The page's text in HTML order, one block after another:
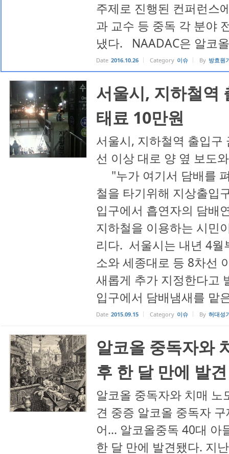
주제로 진행된 컨퍼런스
과 교수 등 중독 각 분야
냈다. NAADAC은 알코
Date 2016.10.26 Category 이슈 By 방효원
서울시, 지하철역
태료 10만원
서울시, 지하철역 출입구
선 이상 대로 양 옆 보도
"누가 여기서 담배를
철을 타기위해 지상출입
입구에서 흡연자의 담배
지하철을 이용하는 시민
리다. 서울시는 내년 4월
소와 세종대로 등 8차선
새롭게 추가 지정한다
입구에서 담배냄새를 맡
Date 2015.09.15 Category 이슈 By 허대성
알코올 중독자와
후 한 달 만에 발견
알코올 중독자와 치매 노
견 중증 알코올 중독자
어... 알코올중독 40대 아
한 달 만에 발견됐다. 지